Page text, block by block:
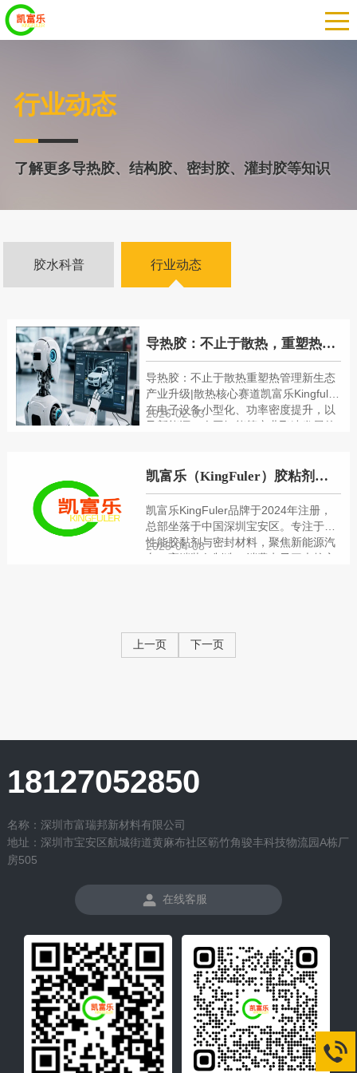
行业动态
了解更多导热胶、结构胶、密封胶、灌封胶等知识
胶水科普 行业动态
导热胶：不止于散热，重塑热管理新生态
导热胶：不止于散热重塑热管理新生态
产业升级|散热核心赛道凯富乐Kingfuler
在电子设备小型化、功率密度提升，以
及新能源、人工智能等产业飞速发展的
具导热、粘接、密封多重功能的新型材
优化产品设计、降低生产成本、提升可
靠性的关键抓手。PART.01导热胶的核
心性能与突出优势导热胶的核心价值源
于其“导热+功能集成”···
2026-02-03
凯富乐（KingFuler）胶粘剂品牌
凯富乐KingFuler品牌于2024年注册，
总部坐落于中国深圳宝安区。专注于高
性能胶黏剂与密封材料，聚焦新能源汽
车、高端装备制造、消费电子三大核心
们以“粘合未来，赋能创新”为核心理
念，以“成为全球智能胶黏技术的引领
2025-04-08
上一页 下一页
18127052850
名称：深圳市富瑞邦新材料有限公司
地址：深圳市宝安区航城街道黄麻布社区簕竹角骏丰科技物流园A栋厂
房505
在线客服